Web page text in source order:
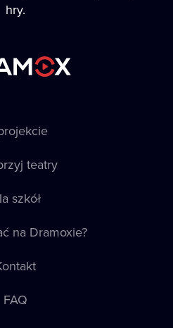
hry.
teatry
szkół
na Dramoxie?
FAQ